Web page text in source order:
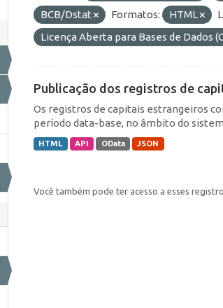
BCB/Dstat
Formatos: HTML
Licença Aberta para Bases de Dados
Publicação dos registros de
Os registros de capitais estrangeiros
período data-base, no âmbito do
HTML API OData JSON
Você também pode ter acesso a esses